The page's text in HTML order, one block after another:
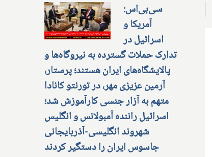
سی‌بی‌اس:
آمریکا و
اسرائیل در
تدارک حملات گسترده به نیروگاه‌ها و
پالایشگاه‌های ایران هستند؛ پرستار،
آرمین عزیزی مهر، در تورنتو کانادا
متهم به آزار جنسی کارآموزش شد؛
اسرائیل راننده آمبولانس و انگلیس
شهروند انگلیسی-آذربایجانی
جاسوس ایران را دستگیر کردند